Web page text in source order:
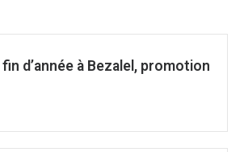
d’année à Bezalel, promotion